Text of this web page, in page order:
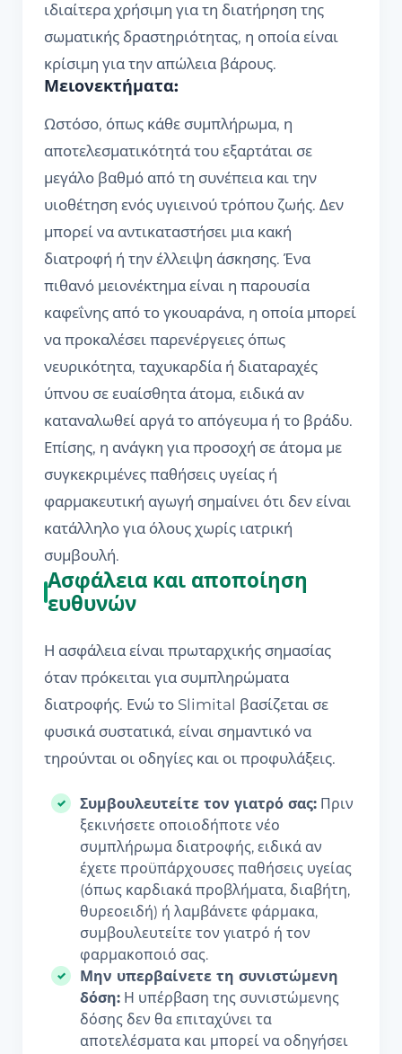
ιδιαίτερα χρήσιμη για τη διατήρηση της
σωματικής δραστηριότητας, η οποία είναι
κρίσιμη για την απώλεια βάρους.
Μειονεκτήματα:
Ωστόσο, όπως κάθε συμπλήρωμα, η
αποτελεσματικότητά του εξαρτάται σε
μεγάλο βαθμό από τη συνέπεια και την
υιοθέτηση ενός υγιεινού τρόπου ζωής. Δεν
μπορεί να αντικαταστήσει μια κακή
διατροφή ή την έλλειψη άσκησης. Ένα
πιθανό μειονέκτημα είναι η παρουσία
καφεΐνης από το γκουαράνα, η οποία μπορεί
να προκαλέσει παρενέργειες όπως
νευρικότητα, ταχυκαρδία ή διαταραχές
ύπνου σε ευαίσθητα άτομα, ειδικά αν
καταναλωθεί αργά το απόγευμα ή το βράδυ.
Επίσης, η ανάγκη για προσοχή σε άτομα με
συγκεκριμένες παθήσεις υγείας ή
φαρμακευτική αγωγή σημαίνει ότι δεν είναι
κατάλληλο για όλους χωρίς ιατρική
συμβουλή.
Ασφάλεια και αποποίηση
ευθυνών
Η ασφάλεια είναι πρωταρχικής σημασίας
όταν πρόκειται για συμπληρώματα
διατροφής. Ενώ το Slimital βασίζεται σε
φυσικά συστατικά, είναι σημαντικό να
τηρούνται οι οδηγίες και οι προφυλάξεις.
Συμβουλευτείτε τον γιατρό σας: Πριν
ξεκινήσετε οποιοδήποτε νέο
συμπλήρωμα διατροφής, ειδικά αν
έχετε προϋπάρχουσες παθήσεις υγείας
(όπως καρδιακά προβλήματα, διαβήτη,
θυρεοειδή) ή λαμβάνετε φάρμακα,
συμβουλευτείτε τον γιατρό ή τον
φαρμακοποιό σας.
Μην υπερβαίνετε τη συνιστώμενη
δόση: Η υπέρβαση της συνιστώμενης
δόσης δεν θα επιταχύνει τα
αποτελέσματα και μπορεί να οδηγήσει